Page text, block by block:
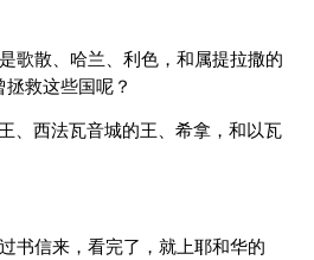
歌散、哈兰、利色，和属提拉撒的
救这些国呢？
、西法瓦音城的王、希拿，和以瓦
书信来，看完了，就上耶和华的